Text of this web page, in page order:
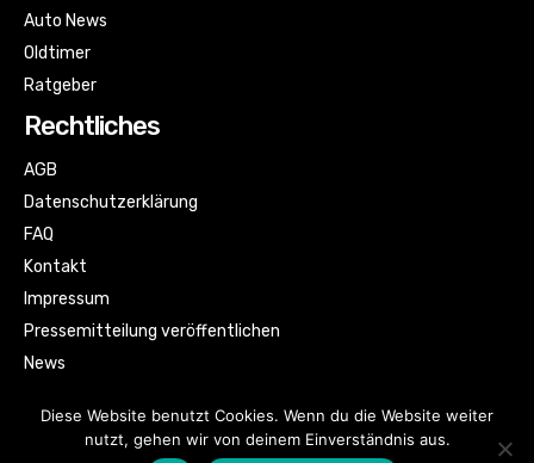
Auto News
Oldtimer
Ratgeber
Rechtliches
AGB
Datenschutzerklärung
FAQ
Kontakt
Impressum
Pressemitteilung veröffentlichen
News
Diese Website benutzt Cookies. Wenn du die Website weiter
nutzt, gehen wir von deinem Einverständnis aus.